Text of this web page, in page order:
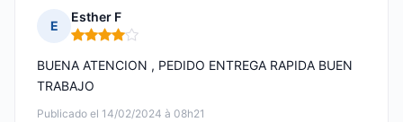
E
Esther F
Nota: 4 de 5
Publicado el 14/02/2024 à 08h21
BUENA ATENCION , PEDIDO ENTREGA RAPIDA BUEN
TRABAJO